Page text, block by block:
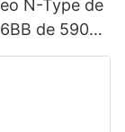
N-Type de
de 590
vatios con